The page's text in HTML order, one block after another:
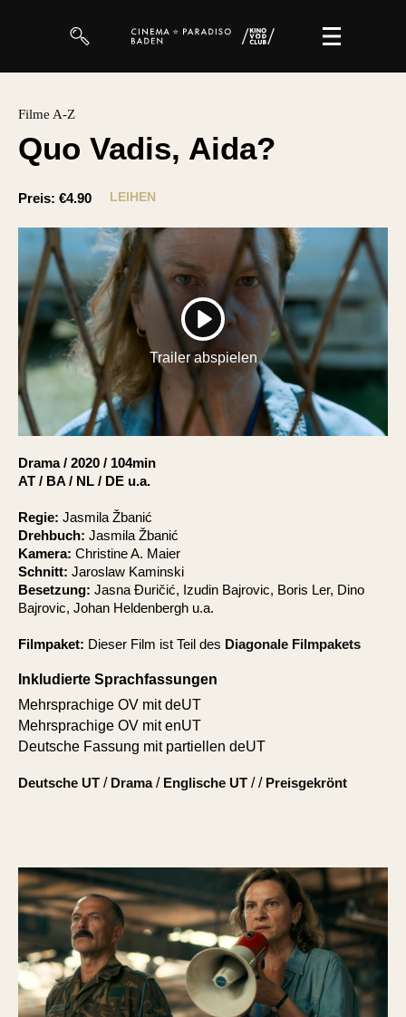
Magazin
So geht’s
Filmpakete
Gutscheine
& Filmpässe
Account
Filme A-Z
Quo Vadis, Aida?
Preis: €4.90 LEIHEN
PLAY
Trailer abspielen
Drama / 2020 / 104min
AT / BA / NL / DE u.a.
Regie: Jasmila Žbanić
Drehbuch: Jasmila Žbanić
Kamera: Christine A. Maier
Schnitt: Jaroslaw Kaminski
Besetzung: Jasna Đuričić, Izudin Bajrovic, Boris Ler, Dino
Bajrovic, Johan Heldenbergh u.a.
Filmpaket: Dieser Film ist Teil des Diagonale Filmpakets
Inkludierte Sprachfassungen
Mehrsprachige OV mit deUT
Mehrsprachige OV mit enUT
Deutsche Fassung mit partiellen deUT
Deutsche UT / Drama/ Englische UT / / Preisgekrönt